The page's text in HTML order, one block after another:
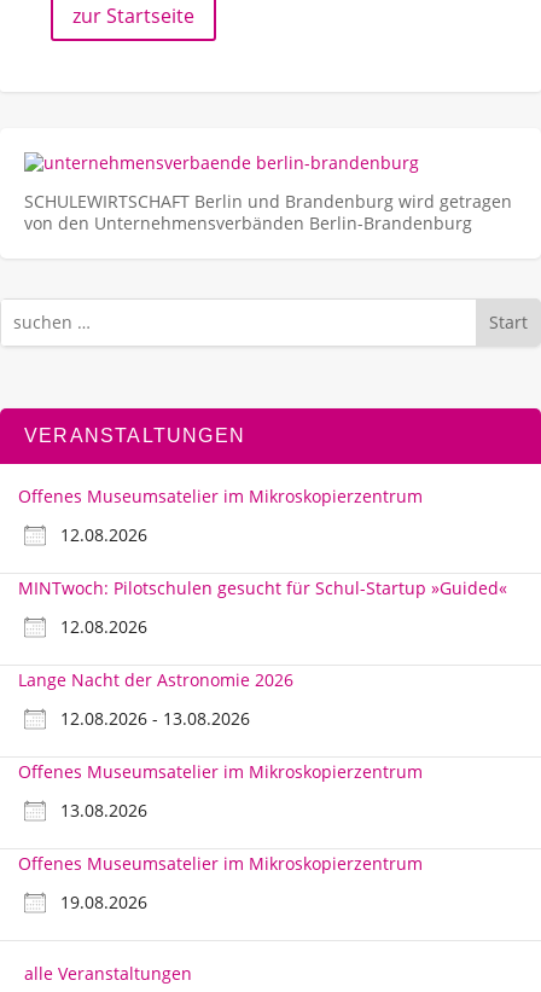
zur Startseite
SCHULEWIRTSCHAFT Berlin und Brandenburg wird getragen
von den Unternehmens­verbänden Berlin-Brandenburg
Start
VERANSTALTUNGEN
Offenes Museumsatelier im Mikroskopierzentrum
12.08.2026
MINTwoch: Pilotschulen gesucht für Schul-Startup »Guided«
12.08.2026
Lange Nacht der Astronomie 2026
12.08.2026 - 13.08.2026
Offenes Museumsatelier im Mikroskopierzentrum
13.08.2026
Offenes Museumsatelier im Mikroskopierzentrum
19.08.2026
alle Veranstaltungen